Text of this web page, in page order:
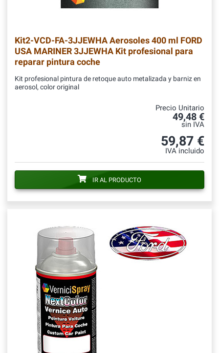
Kit2-VCD-FA-3JJEWHAAerosoles 400 ml FORD
USA MARINER 3JJEWHA Kit profesional para
reparar pintura coche
Kit profesional pintura de retoque auto metalizada y barniz en
aerosol, color original
Precio Unitario
49,48 €
sin IVA
59,87 €
IVA incluido
IR AL PRODUCTO